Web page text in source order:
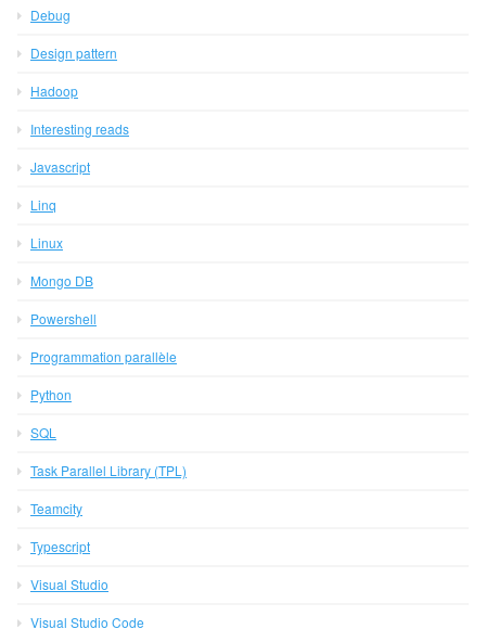
Debug
Design pattern
Hadoop
Interesting reads
Javascript
Linq
Linux
Mongo DB
Powershell
Programmation parallèle
Python
SQL
Task Parallel Library (TPL)
Teamcity
Typescript
Visual Studio
Visual Studio Code